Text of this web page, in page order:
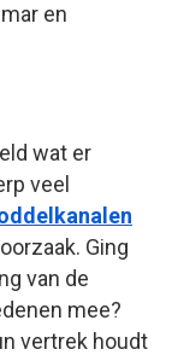
en
wat er
veel
Ging
van de
mee?
vertrek houdt